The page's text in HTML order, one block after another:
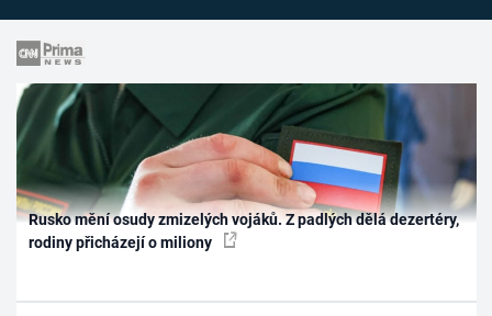
Rusko mění osudy zmizelých vojáků. Z padlých dělá dezertéry,
rodiny přicházejí o miliony